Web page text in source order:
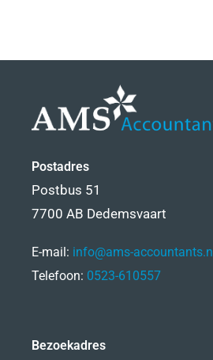
Postadres
Postbus 51
7700 AB Dedemsvaart
E-mail: info@ams-accountants.nl
Telefoon: 0523-610557
Bezoekadres